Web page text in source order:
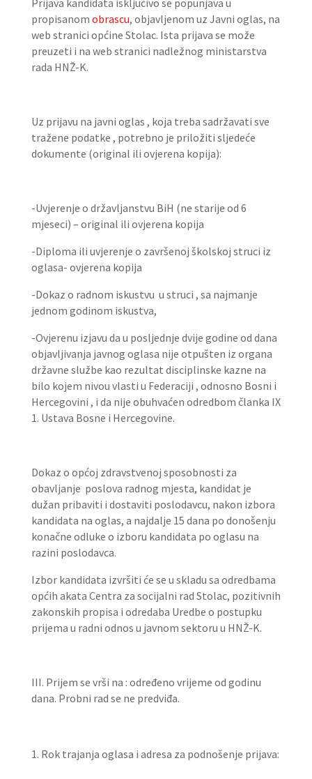
Prijava kandidata isključivo se popunjava u
propisanom obrascu, objavljenom uz Javni oglas, na
web stranici općine Stolac. Ista prijava se može
preuzeti i na web stranici nadležnog ministarstva
rada HNŽ-K.
Uz prijavu na javni oglas , koja treba sadržavati sve
tražene podatke , potrebno je priložiti sljedeće
dokumente (original ili ovjerena kopija):
-Uvjerenje o državljanstvu BiH (ne starije od 6
mjeseci) – original ili ovjerena kopija
-Diploma ili uvjerenje o završenoj školskoj struci iz
oglasa- ovjerena kopija
-Dokaz o radnom iskustvu u struci , sa najmanje
jednom godinom iskustva,
-Ovjerenu izjavu da u posljednje dvije godine od dana
objavljivanja javnog oglasa nije otpušten iz organa
državne službe kao rezultat disciplinske kazne na
bilo kojem nivou vlasti u Federaciji , odnosno Bosni i
Hercegovini , i da nije obuhvaćen odredbom članka IX
1. Ustava Bosne i Hercegovine.
Dokaz o općoj zdravstvenoj sposobnosti za
obavljanje poslova radnog mjesta, kandidat je
dužan pribaviti i dostaviti poslodavcu, nakon izbora
kandidata na oglas, a najdalje 15 dana po donošenju
konačne odluke o izboru kandidata po oglasu na
razini poslodavca.
Izbor kandidata izvršiti će se u skladu sa odredbama
općih akata Centra za socijalni rad Stolac, pozitivnih
zakonskih propisa i odredaba Uredbe o postupku
prijema u radni odnos u javnom sektoru u HNŽ-K.
III. Prijem se vrši na : određeno vrijeme od godinu
dana. Probni rad se ne predviđa.
Rok trajanja oglasa i adresa za podnošenje prijava: